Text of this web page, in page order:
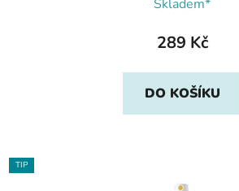
Skladem*
289 Kč
DO KOŠÍKU
TIP